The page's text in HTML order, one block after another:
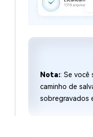
Nota:: Se você
caminho de
sobregravados